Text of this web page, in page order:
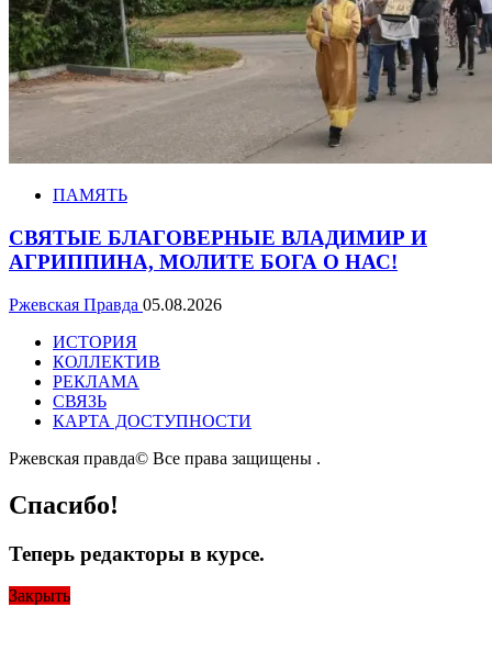
ПАМЯТЬ
СВЯТЫЕ БЛАГОВЕРНЫЕ ВЛАДИМИР И
АГРИППИНА, МОЛИТЕ БОГА О НАС!
Ржевская Правда 05.08.2026
ИСТОРИЯ
КОЛЛЕКТИВ
РЕКЛАМА
СВЯЗЬ
КАРТА ДОСТУПНОСТИ
Ржевская правда© Все права защищены .
Спасибо!
Теперь редакторы в курсе.
Закрыть